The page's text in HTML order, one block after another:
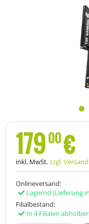
17900€
inkl. MwSt.zzgl.
Onlineversand:
Lagernd (Lieferung
Filialbestand:
In 4 Filialen